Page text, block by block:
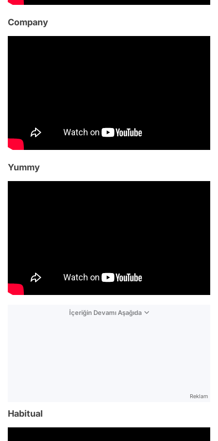
Company
Yummy
İçeriğin Devamı Aşağıda
Reklam
Habitual